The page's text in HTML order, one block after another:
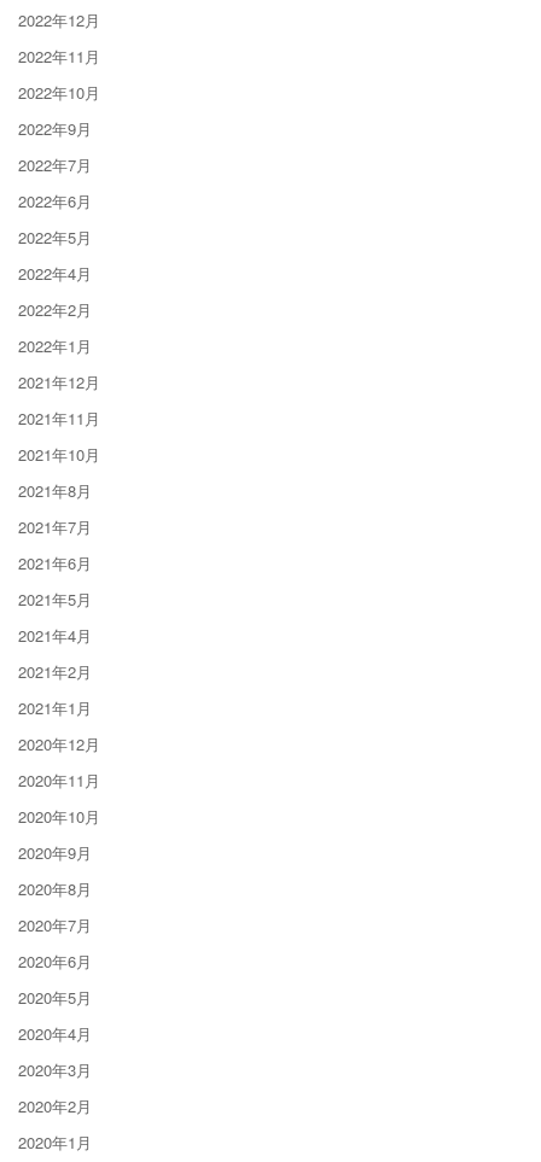
2022年12月
2022年11月
2022年10月
2022年9月
2022年7月
2022年6月
2022年5月
2022年4月
2022年2月
2022年1月
2021年12月
2021年11月
2021年10月
2021年8月
2021年7月
2021年6月
2021年5月
2021年4月
2021年2月
2021年1月
2020年12月
2020年11月
2020年10月
2020年9月
2020年8月
2020年7月
2020年6月
2020年5月
2020年4月
2020年3月
2020年2月
2020年1月